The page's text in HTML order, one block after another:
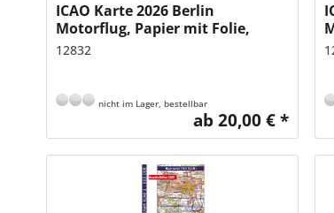
ICAO Karte 2026 Berlin
Motorflug, Papier mit Folie,
gefalzt, 1:500.000 mit...
12832
nicht im Lager, bestellbar
ab 20,00 € *